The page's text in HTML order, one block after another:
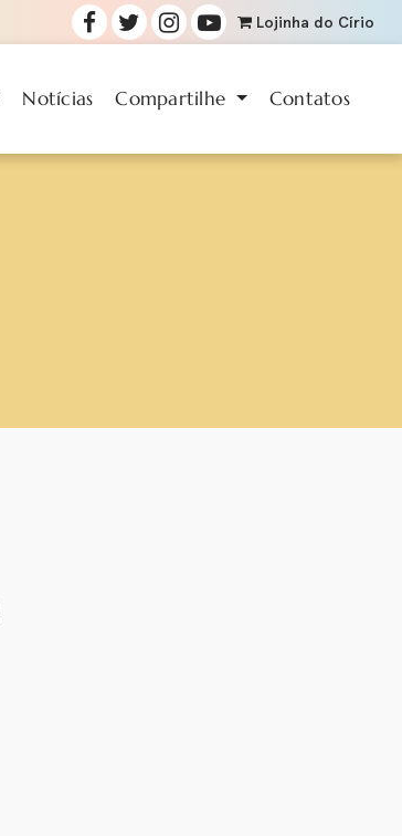
Lojinha do Círio
Notícias Compartilhe Contatos